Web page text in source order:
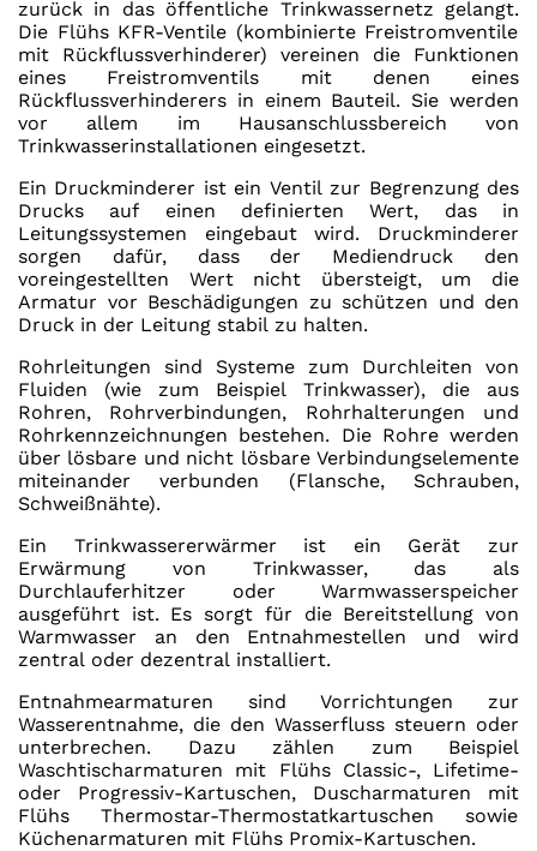
zurück in das öffentliche Trinkwassernetz gelangt.
Die Flühs KFR-Ventile (kombinierte Freistromventile
mit Rückflussverhinderer) vereinen die Funktionen
eines Freistromventils mit denen eines
Rückflussverhinderers in einem Bauteil. Sie werden
vor allem im Hausanschlussbereich von
Trinkwasserinstallationen eingesetzt.
Ein Druckminderer ist ein Ventil zur Begrenzung des
Drucks auf einen definierten Wert, das in
Leitungssystemen eingebaut wird. Druckminderer
sorgen dafür, dass der Mediendruck den
voreingestellten Wert nicht übersteigt, um die
Armatur vor Beschädigungen zu schützen und den
Druck in der Leitung stabil zu halten.
Rohrleitungen sind Systeme zum Durchleiten von
Fluiden (wie zum Beispiel Trinkwasser), die aus
Rohren, Rohrverbindungen, Rohrhalterungen und
Rohrkennzeichnungen bestehen. Die Rohre werden
über lösbare und nicht lösbare Verbindungselemente
miteinander verbunden (Flansche, Schrauben,
Schweißnähte).
Ein Trinkwassererwärmer ist ein Gerät zur
Erwärmung von Trinkwasser, das als
Durchlauferhitzer oder Warmwasserspeicher
ausgeführt ist. Es sorgt für die Bereitstellung von
Warmwasser an den Entnahmestellen und wird
zentral oder dezentral installiert.
Entnahmearmaturen sind Vorrichtungen zur
Wasserentnahme, die den Wasserfluss steuern oder
unterbrechen. Dazu zählen zum Beispiel
Waschtischarmaturen mit Flühs Classic-, Lifetime-
oder Progressiv-Kartuschen, Duscharmaturen mit
Flühs Thermostar-Thermostatkartuschen sowie
Küchenarmaturen mit Flühs Promix-Kartuschen.